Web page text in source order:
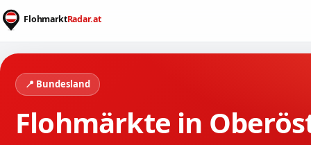
📍 Bundesland
Flohmärkte in